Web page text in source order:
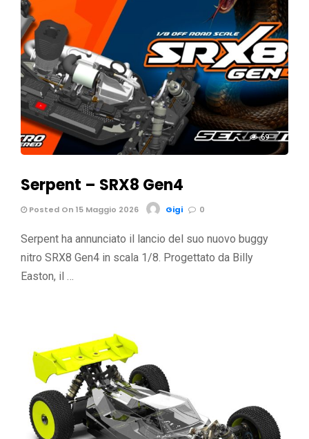
69
Serpent – SRX8 Gen4
Posted On 15 Maggio 2026 Gigi 0
Serpent ha annunciato il lancio del suo nuovo buggy
nitro SRX8 Gen4 in scala 1/8. Progettato da Billy
Easton, il …